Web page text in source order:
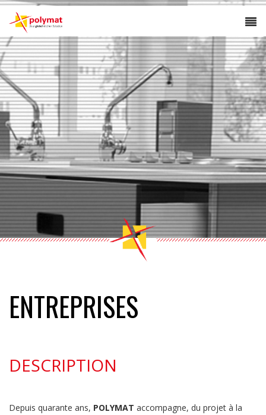
ENTREPRISES
DESCRIPTION
Depuis quarante ans, POLYMAT accompagne, du projet à la